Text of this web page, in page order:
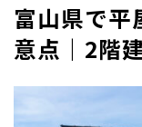
富山県で平
意点｜2階